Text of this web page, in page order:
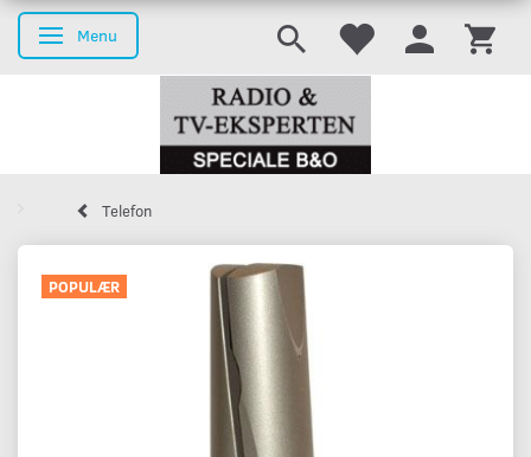
Skifte navigation
Menu
Telefon
POPULÆR